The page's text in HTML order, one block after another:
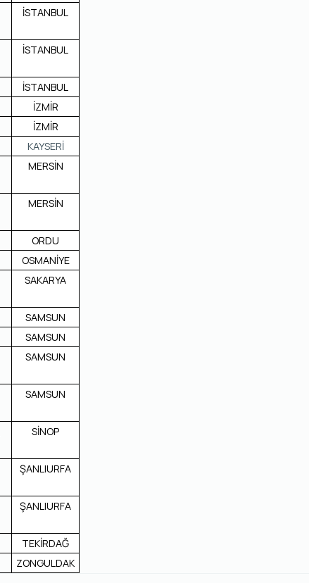
İSTANBUL
İSTANBUL
İSTANBUL
İZMİR
İZMİR
KAYSERİ
MERSİN
MERSİN
ORDU
OSMANİYE
SAKARYA
SAMSUN
SAMSUN
SAMSUN
SAMSUN
SİNOP
ŞANLIURFA
ŞANLIURFA
TEKİRDAĞ
ZONGULDAK